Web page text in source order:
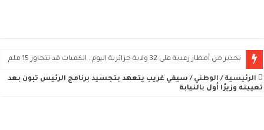
تحذير من أمطار رعدية على 32 ولاية جزائرية اليوم.. الكميات قد تتجاوز 15 ملم
الرئيسية / الوطني / سيفي غريب يتعهد بتجسيد برنامج الرئيس تبون بعد
تعيينه وزيرًا أول بالنيابة